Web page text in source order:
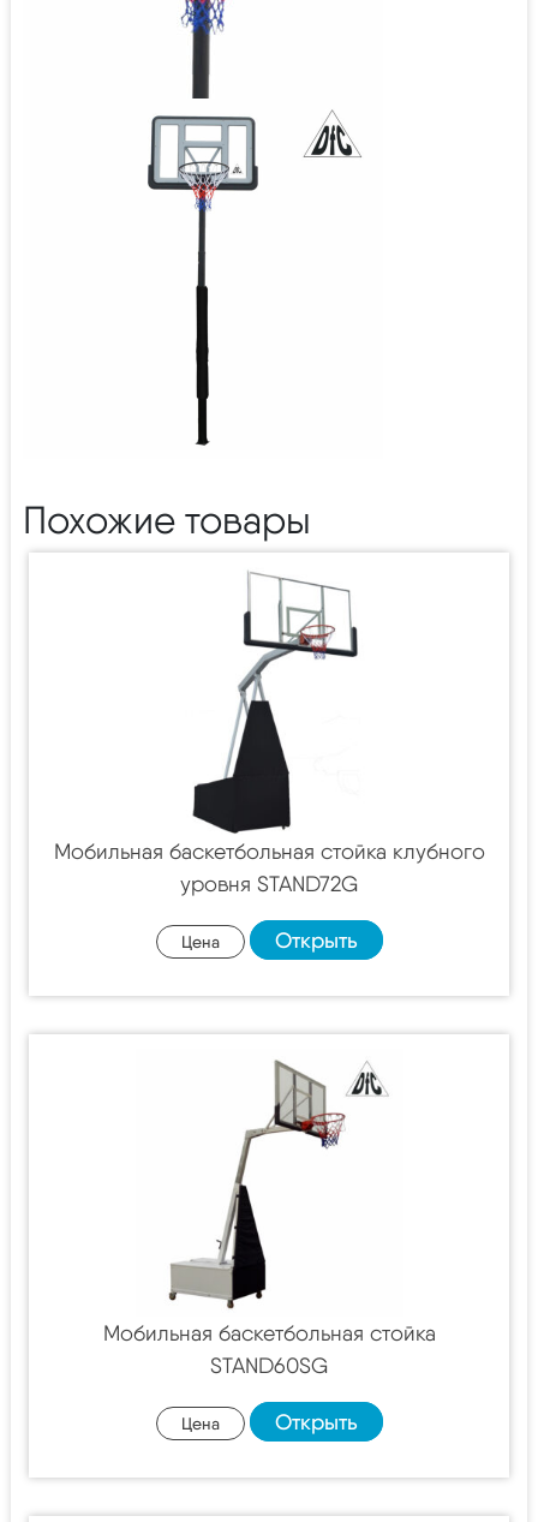
Похожие товары
Мобильная баскетбольная стойка клубного
уровня STAND72G
Цена Открыть
Мобильная баскетбольная стойка
STAND60SG
Цена Открыть